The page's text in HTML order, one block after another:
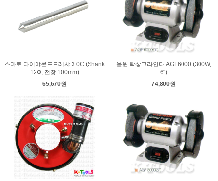
스마토 다이야몬드드레샤 3.0C (Shank
12Ф, 전장 100mm)
65,670원
올윈 탁상그라인다 AGF6000 (300W,
6")
74,800원